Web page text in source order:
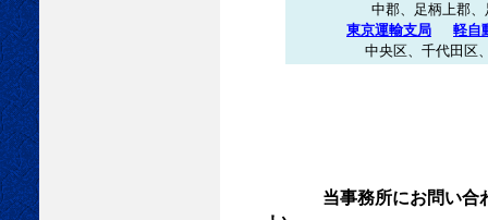
中郡、足柄上郡、足
東京運輸支局
軽自
中央区、千代田区
当事務所にお問い合わ